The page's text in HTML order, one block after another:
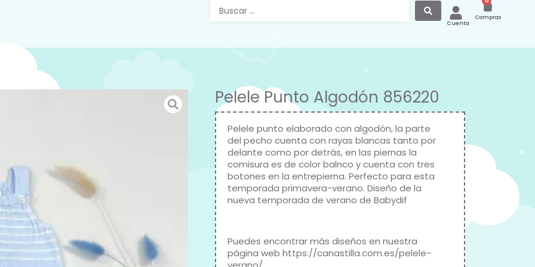
Cuenta
Compras
Pelele Punto Algodón 856220
Pelele punto elaborado con algodón, la parte
del pecho cuenta con rayas blancas tanto por
delante como por detrás, en las piernas la
comisura es de color balnco y cuenta con tres
botones en la entrepierna. Perfecto para esta
temporada primavera-verano. Diseño de la
nueva temporada de verano de Babydif
Puedes encontrar más diseños en nuestra
página web https://canastilla.com.es/pelele-